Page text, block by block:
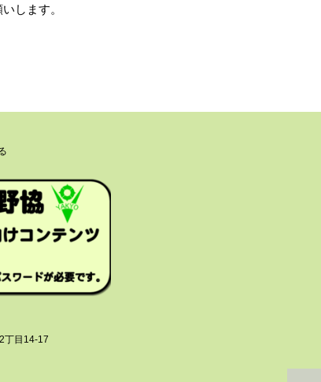
します。
丁目14-17